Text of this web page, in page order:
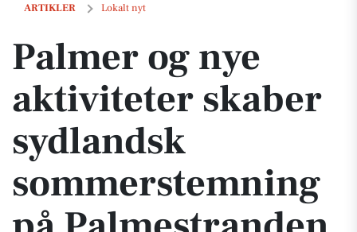
ARTIKLER Lokalt nyt
Palmer og nye aktiviteter skaber sydlandsk sommerstemning på
Palmer og nye
aktiviteter skaber
sydlandsk
sommerstemning